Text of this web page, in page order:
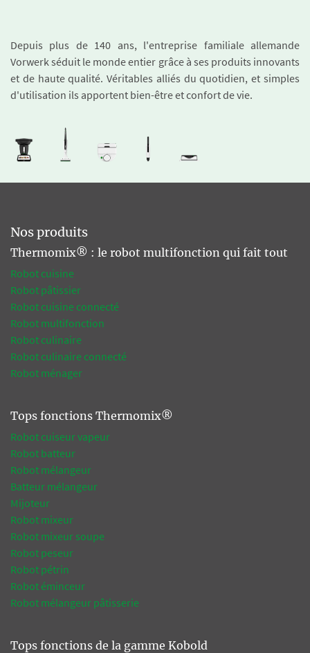
Depuis plus de 140 ans, l'entreprise familiale allemande
Vorwerk séduit le monde entier grâce à ses produits innovants
et de haute qualité. Véritables alliés du quotidien, et simples
d'utilisation ils apportent bien-être et confort de vie.
Nos produits
Thermomix® : le robot multifonction qui fait tout
Robot cuisine
Robot pâtissier
Robot cuisine connecté
Robot multifonction
Robot culinaire
Robot culinaire connecté
Robot ménager
Tops fonctions Thermomix®
Robot cuiseur vapeur
Robot batteur
Robot mélangeur
Batteur mélangeur
Mijoteur
Robot mixeur
Robot mixeur soupe
Robot peseur
Robot pétrin
Robot éminceur
Robot mélangeur pâtisserie
Tops fonctions de la gamme Kobold